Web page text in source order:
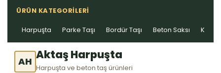
ÜRÜN KATEGORILERI
Harpuşta Parke Taşı Bordür Taşı Beton Saksı Kablo
AH Aktaş Harpuşta
Harpuşta ve beton taş ürünleri